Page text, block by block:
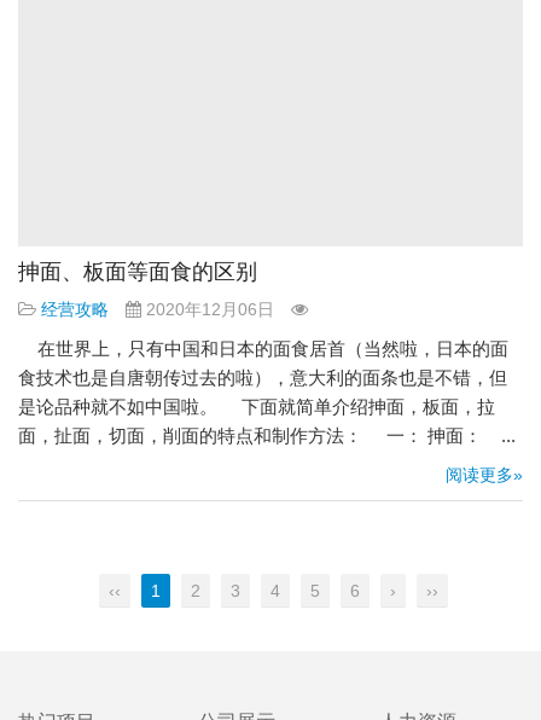
抻面、板面等面食的区别
经营攻略 2020年12月06日
在世界上，只有中国和日本的面食居首（当然啦，日本的面
食技术也是自唐朝传过去的啦），意大利的面条也是不错，但
是论品种就不如中国啦。 下面就简单介绍抻面，板面，拉
面，扯面，切面，削面的特点和制作方法： 一： 抻面： ...
阅读更多»
‹‹ 1 2 3 4 5 6 › ››